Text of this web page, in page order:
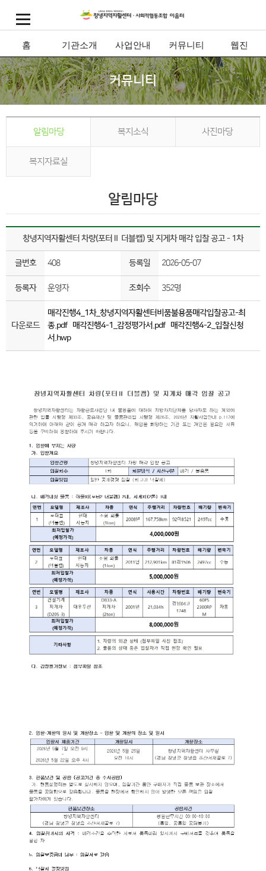
홈 기관소개 사업안내 커뮤니티 웹진
커뮤니티
알림마당 복지소식 사진마당
복지자료실
알림마당
창녕지역자활센터 차량(포터Ⅱ 더블캡) 및 지게차 매각 입찰 공고 - 1차
글번호 408 등록일 2026-05-07
등록자 운영자 조회수 352명
다운로드
매각진행4_1차_창녕지역자활센터비품불용품매각입찰공고-최
종.pdf
매각진행4-1_감정평가서.pdf
매각진행4-2_입찰신청
서.hwp